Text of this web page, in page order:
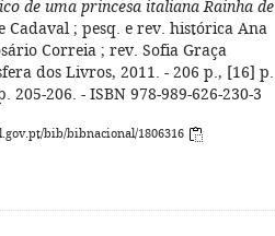
de uma princesa italiana Rainha de
Cadaval ; pesq. e rev. histórica Ana
Correia ; rev. Sofia Graça
dos Livros, 2011. - 206 p., [16] p.
206. - ISBN 978-989-626-230-3
bib/bibnacional/1806316